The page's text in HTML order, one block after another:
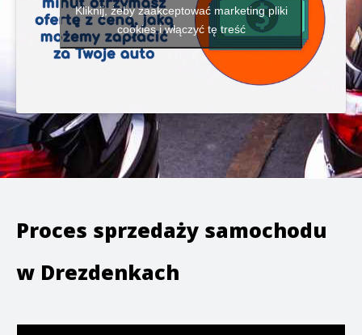
Kliknij, żeby zaakceptować marketing pliki
cookies i włączyć tę treść
Proces sprzedaży samochodu
w Drezdenkach